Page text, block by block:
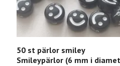
50 st pärlor smiley
Smileypärlor (6 mm i